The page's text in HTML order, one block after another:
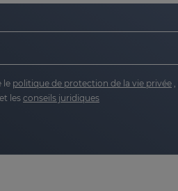
le politique de protection de la vie privée
et les conseils juridiques